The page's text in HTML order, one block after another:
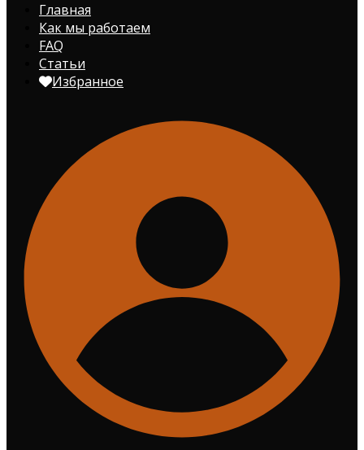
Главная
Как мы работаем
FAQ
Статьи
Избранное